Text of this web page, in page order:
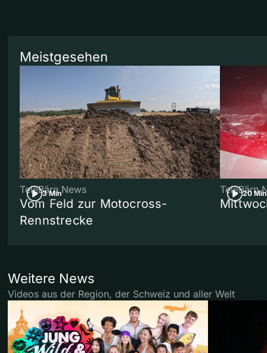
Meistgesehen
3 Min
TeleBärn News
Vom Feld zur Motocross-
Rennstrecke
20 Min
TeleBärn
Weitere News
Videos aus der Region, der Schweiz und aller Welt